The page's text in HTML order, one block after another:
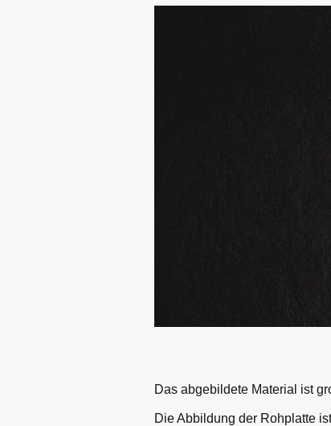
Das abgebildete Material ist
Die Abbildung der Rohplatte